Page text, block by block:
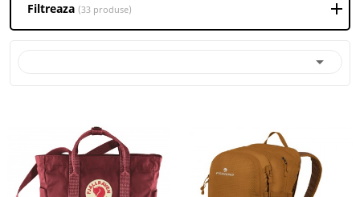
Filtreaza (33 produse)
